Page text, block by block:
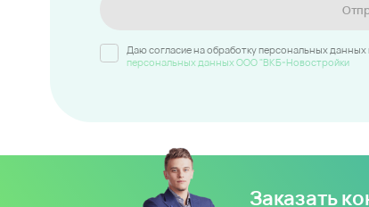
Даю согласие на обработку персональных
персональных данных ООО "ВКБ-Новостройки
Заказать